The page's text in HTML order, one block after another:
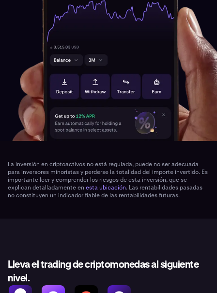
La inversión en criptoactivos no está regulada, puede no ser adecuada
para inversores minoristas y perderse la totalidad del importe invertido. Es
importante leer y comprender los riesgos de esta inversión, que se
explican detalladamente en esta ubicación. Las rentabilidades pasadas
no constituyen un indicador fiable de las rentabilidades futuras.
Lleva el trading de criptomonedas al siguiente
nivel.